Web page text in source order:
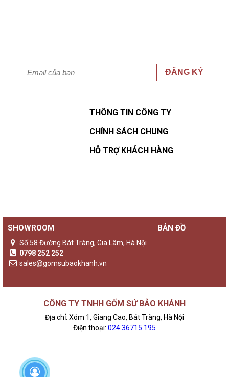
ĐĂNG KÝ
THÔNG TIN CÔNG TY
CHÍNH SÁCH CHUNG
HỖ TRỢ KHÁCH HÀNG
SHOWROOM
Số 58 Đường Bát Tràng, Gia Lâm, Hà Nội
0798 252 252
sales@gomsubaokhanh.vn
BẢN ĐỒ
CÔNG TY TNHH GỐM SỨ BẢO KHÁNH
Địa chỉ: Xóm 1, Giang Cao, Bát Tràng, Hà Nội
Điện thoại: 024 36715 195